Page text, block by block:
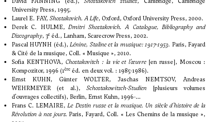
University Press, 1995.
Laurel E. FAY, Shostakovich. A Life, Oxford, Oxford University Press, 2000.
Derek C. HULME, Dmitri Shostakovich. A Catalogue, Bibliography and
Discography, 3e éd., Lanham, Scarecrow Press, 2002.
Pascal HUYNH (éd.),Lénine, Staline et la musique: 1917-1953. Paris, Fayard
& Cité de la musique, Coll. « Musique », 2010.
Sofia KENTHOVA, Chostakovitch : la vie et l’œuvre [en russe], Moscou :
Kompozitor, 1996 (1ère éd. en deux vol. : 1985-1986).
Ernst KUHN, Günter WOLTER, Jaschas NEMTSOV, Andreas
WEHRMEYER (et al.),Schostakowitsch-Studien [plusieurs volumes
d’ouvrages collectifs), Berlin, Ernst Kuhn, 1996-…
Frans C. LEMAIRE,Le Destin russe et la musique. Un siècle d’histoire de la
Révolution à nos jours. Paris, Fayard, Coll. « Les Chemins de la musique »,